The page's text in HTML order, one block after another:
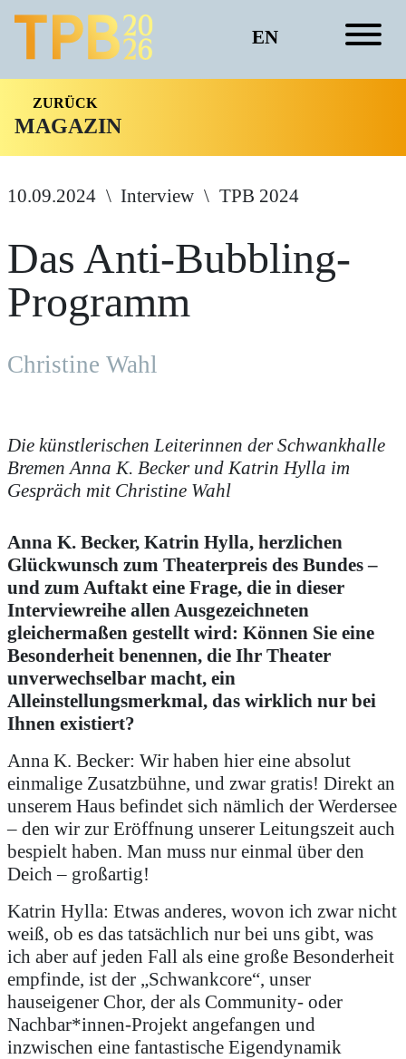
EN
ZURÜCK
MAGAZIN
10.09.2024 Interview TPB 2024
Das Anti-Bubbling-
Programm
Christine Wahl
Die künstlerischen Leiterinnen der Schwankhalle
Bremen Anna K. Becker und Katrin Hylla im
Gespräch mit Christine Wahl
Anna K. Becker, Katrin Hylla, herzlichen
Glückwunsch zum Theaterpreis des Bundes –
und zum Auftakt eine Frage, die in dieser
Interviewreihe allen Ausgezeichneten
gleichermaßen gestellt wird: Können Sie eine
Besonderheit benennen, die Ihr Theater
unverwechselbar macht, ein
Alleinstellungsmerkmal, das wirklich nur bei
Ihnen existiert?
Anna K. Becker: Wir haben hier eine absolut
einmalige Zusatzbühne, und zwar gratis! Direkt an
unserem Haus befindet sich nämlich der Werdersee
– den wir zur Eröffnung unserer Leitungszeit auch
bespielt haben. Man muss nur einmal über den
Deich – großartig!
Katrin Hylla: Etwas anderes, wovon ich zwar nicht
weiß, ob es das tatsächlich nur bei uns gibt, was
ich aber auf jeden Fall als eine große Besonderheit
empfinde, ist der „Schwankcore“, unser
hauseigener Chor, der als Community- oder
Nachbar*innen-Projekt angefangen und
inzwischen eine fantastische Eigendynamik